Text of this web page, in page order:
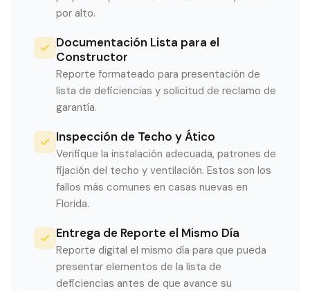
por alto.
Documentación Lista para el
Constructor
Reporte formateado para presentación de
lista de deficiencias y solicitud de reclamo de
garantía.
Inspección de Techo y Ático
Verifique la instalación adecuada, patrones de
fijación del techo y ventilación. Estos son los
fallos más comunes en casas nuevas en
Florida.
Entrega de Reporte el Mismo Día
Reporte digital el mismo día para que pueda
presentar elementos de la lista de
deficiencias antes de que avance su